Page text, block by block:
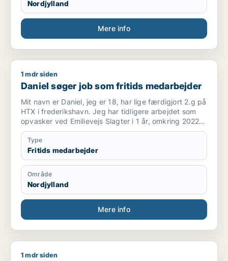
Nordjylland
Mere info
Daniel søger job som fritids medarbejder
1 mdr siden
Daniel søger job som fritids medarbejder
Mit navn er Daniel, jeg er 18, har lige færdigjort 2.g på
HTX i frederikshavn. Jeg har tidligere arbejdet som
opvasker ved Emilievejs Slagter i 1 år, omkring 2022
til 2023. Før det arbejdede jeg som reklame og avis
omdeler.
Type
Fritids medarbejder
Område
Nordjylland
Mere info
Mathilde søger job som rengøringsassistent
1 mdr siden